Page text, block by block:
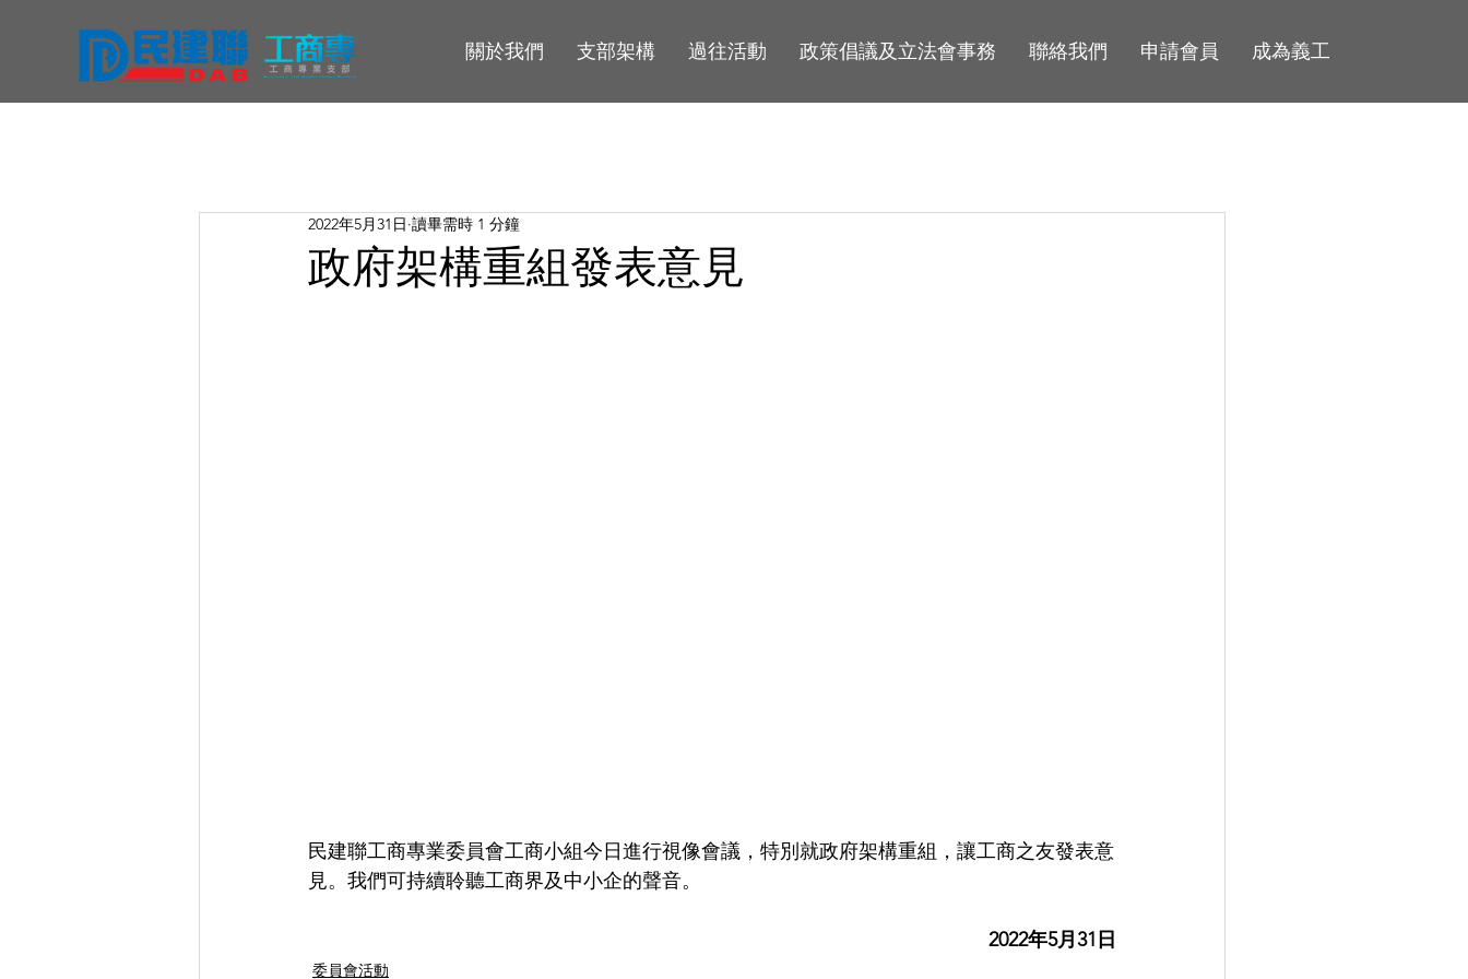
關於我們 支部架構 過往活動 政策倡議及立法會事務 聯絡我們 申請會員 成為義工
政府架構重組發表意見
2022年5月31日 讀畢需時 1 分鐘
民建聯工商專業委員會工商小組今日進行視像會議，特別就政府架構重組，讓工商之友發表意
見。我們可持續聆聽工商界及中小企的聲音。
2022年5月31日
委員會活動